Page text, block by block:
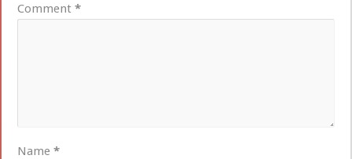
Comment*
Name*